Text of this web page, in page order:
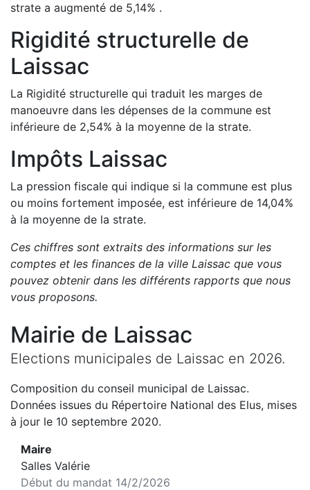
strate a augmenté de 5,14% .
Rigidité structurelle de
Laissac
La Rigidité structurelle qui traduit les marges de
manoeuvre dans les dépenses de la commune est
inférieure de 2,54% à la moyenne de la strate.
Impôts Laissac
La pression fiscale qui indique si la commune est plus
ou moins fortement imposée, est inférieure de 14,04%
à la moyenne de la strate.
Ces chiffres sont extraits des informations sur les
comptes et les finances de la ville Laissac que vous
pouvez obtenir dans les différents rapports que nous
vous proposons.
Mairie de Laissac
Elections municipales de Laissac en 2026.
Composition du conseil municipal de Laissac.
Données issues du Répertoire National des Elus, mises
à jour le 10 septembre 2020.
Maire
Salles Valérie
Début du mandat 14/2/2026